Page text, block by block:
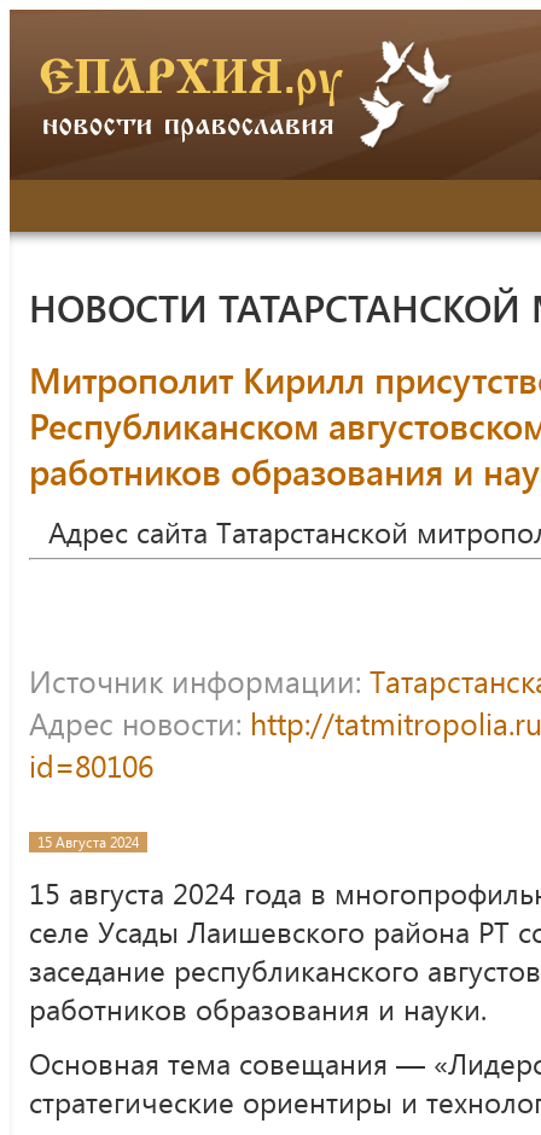
НОВОСТИ
Митрополит Кирилл
Республиканском
работников образования и
Адрес сайта Татарстанской
Источник информации:
Адрес новости: http://
id=80106
15 Августа 2024
15 августа 2024 года в
селе Усады Лаишевского района РТ
заседание республиканского
работников образования и науки.
Основная тема совещания —
стратегические ориентиры и